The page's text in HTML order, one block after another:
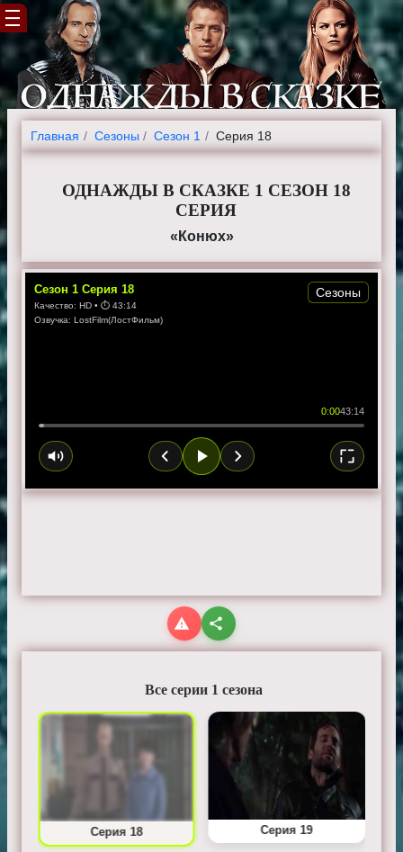
Главная Cезоны Сезон 1 Серия 18
ОДНАЖДЫ В СКАЗКЕ 1 СЕЗОН 18
СЕРИЯ
«Конюх»
Сезон 1 Серия 18
Качество: HD • ⏱ 43:14
Озвучка: LostFilm(ЛостФильм)
0:0043:14
Сезоны
Все серии 1 сезона
Серия 18 Серия 19